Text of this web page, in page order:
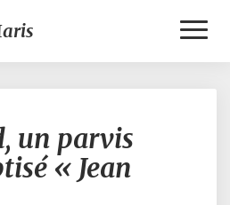
le
Sud,
un
un parvis
« Jean